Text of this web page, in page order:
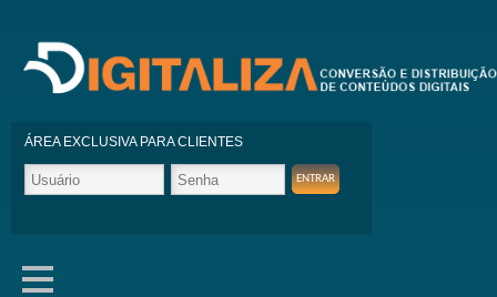
ÁREA EXCLUSIVA PARA CLIENTES